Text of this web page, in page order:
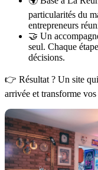
particularités du
entrepreneurs
🤝 Un
seul. Chaque
décisions.
👉 Résultat ? Un site
arrivée et transforme